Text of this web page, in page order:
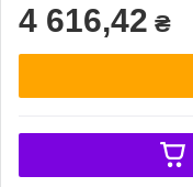
4 616,42 ₴